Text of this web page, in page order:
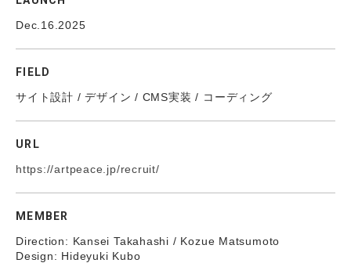
Dec.16.2025
FIELD
サイト設計 / デザイン / CMS実装 / コーディング
URL
https://artpeace.jp/recruit/
MEMBER
Direction: Kansei Takahashi / Kozue Matsumoto
Design: Hideyuki Kubo